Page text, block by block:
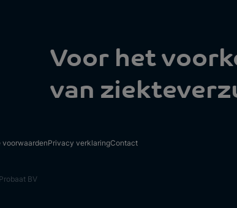
Voor het
van
voorwaardenPrivacy verklaringContact
BV